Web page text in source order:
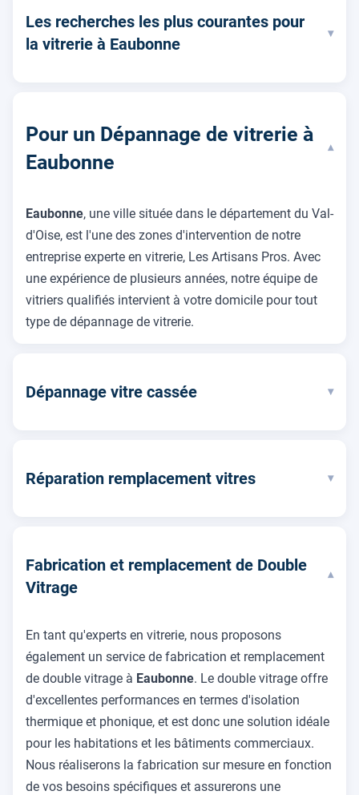
Les recherches les plus courantes pour
la vitrerie à Eaubonne
▾
Pour un Dépannage de vitrerie à
Eaubonne
▾
Eaubonne, une ville située dans le département du Val-
d'Oise, est l'une des zones d'intervention de notre
entreprise experte en vitrerie, Les Artisans Pros. Avec
une expérience de plusieurs années, notre équipe de
vitriers qualifiés intervient à votre domicile pour tout
type de dépannage de vitrerie.
Dépannage vitre cassée ▾
Réparation remplacement vitres ▾
Fabrication et remplacement de Double
Vitrage
▾
En tant qu'experts en vitrerie, nous proposons
également un service de fabrication et remplacement
de double vitrage à Eaubonne. Le double vitrage offre
d'excellentes performances en termes d'isolation
thermique et phonique, et est donc une solution idéale
pour les habitations et les bâtiments commerciaux.
Nous réaliserons la fabrication sur mesure en fonction
de vos besoins spécifiques et assurerons une